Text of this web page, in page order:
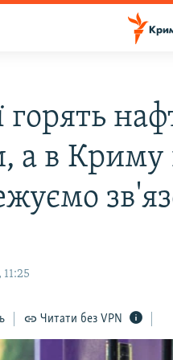
горять
а в
Читати без VPN